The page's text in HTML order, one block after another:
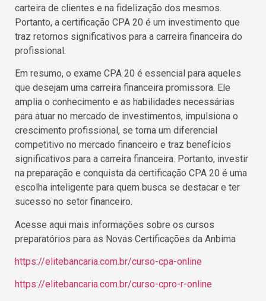
carteira de clientes e na fidelização dos mesmos.
Portanto, a certificação CPA 20 é um investimento que
traz retornos significativos para a carreira financeira do
profissional.
Em resumo, o exame CPA 20 é essencial para aqueles
que desejam uma carreira financeira promissora. Ele
amplia o conhecimento e as habilidades necessárias
para atuar no mercado de investimentos, impulsiona o
crescimento profissional, se torna um diferencial
competitivo no mercado financeiro e traz benefícios
significativos para a carreira financeira. Portanto, investir
na preparação e conquista da certificação CPA 20 é uma
escolha inteligente para quem busca se destacar e ter
sucesso no setor financeiro.
Acesse aqui mais informações sobre os cursos
preparatórios para as Novas Certificações da Anbima
https://elitebancaria.com.br/curso-cpa-online
https://elitebancaria.com.br/curso-cpro-r-online